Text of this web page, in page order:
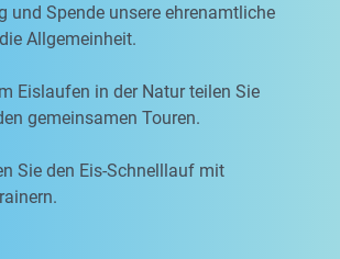
und Spende unsere ehrenamtliche
Allgemeinheit.
Eislaufen in der Natur teilen Sie
gemeinsamen Touren.
Sie den Eis-Schnelllauf mit